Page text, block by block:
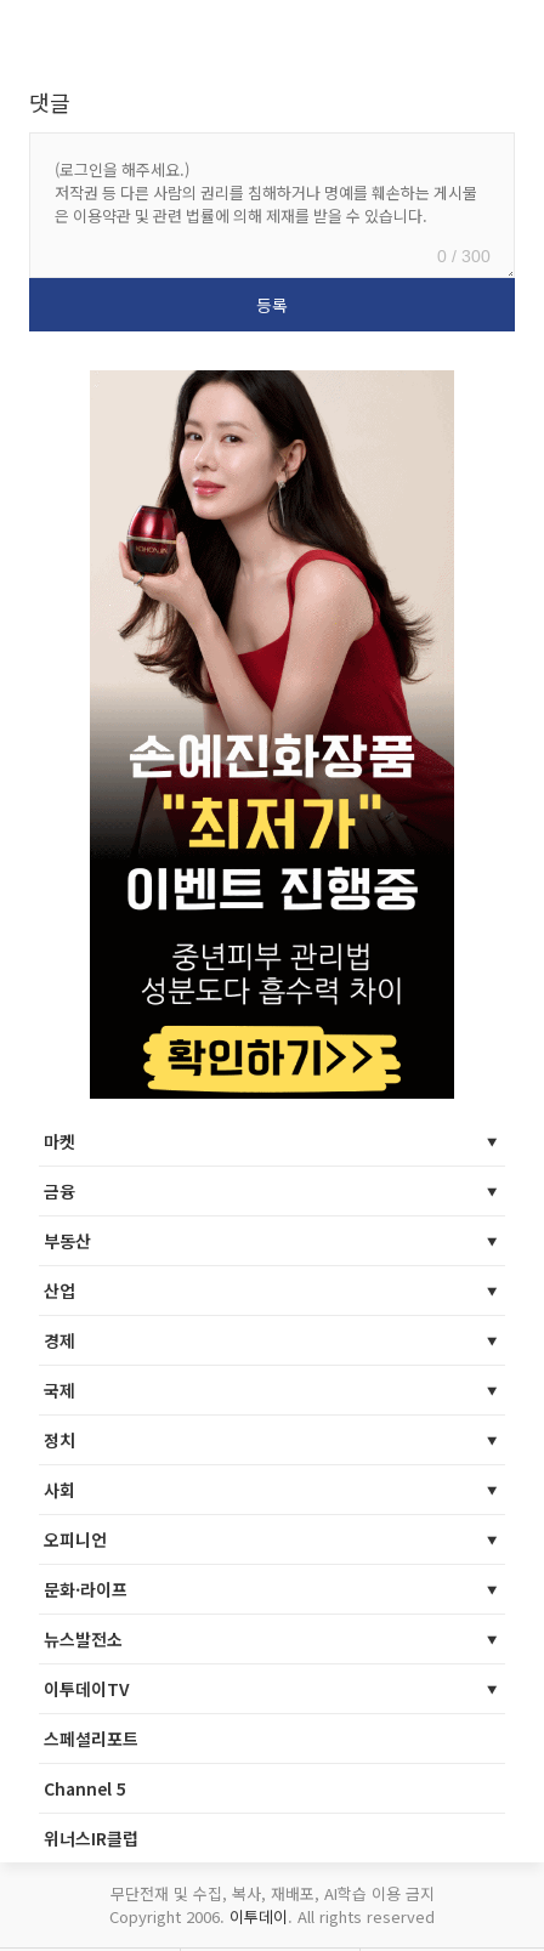
댓글
0 / 300
마켓
금융
부동산
산업
경제
국제
정치
사회
오피니언
문화·라이프
뉴스발전소
이투데이TV
스페셜리포트
Channel 5
위너스IR클럽
무단전재 및 수집, 복사, 재배포, AI학습 이용 금지
Copyright 2006. 이투데이. All rights reserved